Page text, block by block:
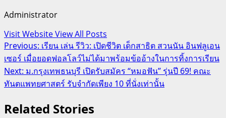
Administrator
Visit WebsiteView All Posts
Post
navigation
Previous: เรียน เล่น รีวิว: เปิดชีวิต เด็กสาธิต สวนนัน อินฟลูเอน
เซอร์ เมื่อยอดฟอลโลว์ไม่ได้มาพร้อมข้ออ้างในการทิ้งการเรียน
Next: ม.กรุงเทพธนบุรี เปิดรับสมัคร “หมอฟัน” รุ่นปี 69! คณะ
ทันตแพทยศาสตร์ รับจำกัดเพียง 10 ที่นั่งเท่านั้น
Related Stories